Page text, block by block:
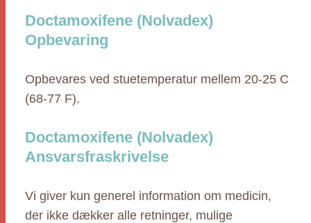
Doctamoxifene (Nolvadex)
Opbevaring
Opbevares ved stuetemperatur mellem 20-25 C
(68-77 F).
Doctamoxifene (Nolvadex)
Ansvarsfraskrivelse
Vi giver kun generel information om medicin,
der ikke dækker alle retninger, mulige